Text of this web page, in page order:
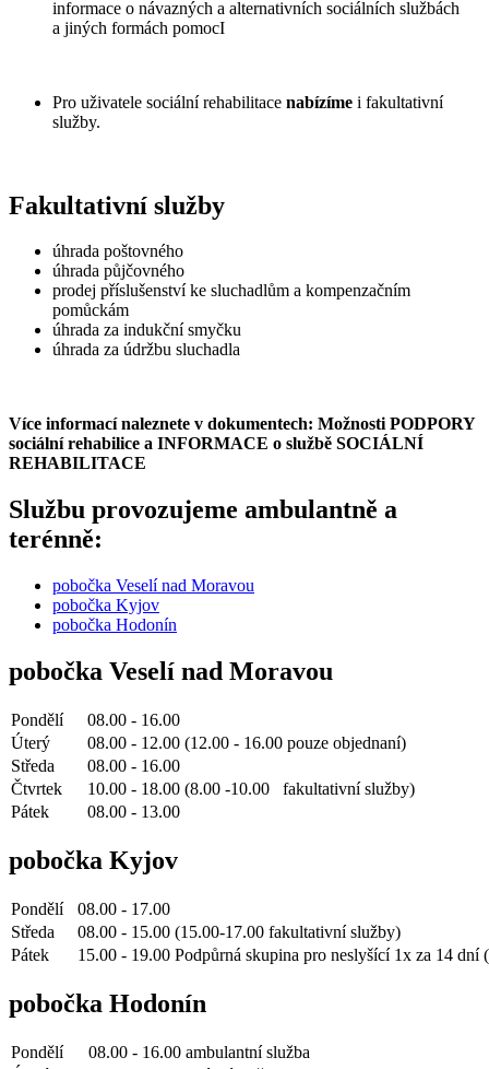
informace o návazných a alternativních sociálních službách
a jiných formách pomocI
Pro uživatele sociální rehabilitace nabízíme i fakultativní
služby.
Fakultativní služby
úhrada poštovného
úhrada půjčovného
prodej příslušenství ke sluchadlům a kompenzačním
pomůckám
úhrada za indukční smyčku
úhrada za údržbu sluchadla
Více informací naleznete v dokumentech: Možnosti PODPORY
sociální rehabilice a INFORMACE o službě SOCIÁLNÍ
REHABILITACE
Službu provozujeme ambulantně a
terénně:
pobočka Veselí nad Moravou
pobočka Kyjov
pobočka Hodonín
pobočka Veselí nad Moravou
Pondělí
08.00 - 16.00
Úterý
08.00 - 12.00 (12.00 - 16.00 pouze objednaní)
Středa
08.00 - 16.00
Čtvrtek
10.00 - 18.00 (8.00 -10.00 fakultativní služby)
Pátek
08.00 - 13.00
pobočka Kyjov
Pondělí
08.00 - 17.00
Středa
08.00 - 15.00 (15.00-17.00 fakultativní služby)
Pátek
15.00 - 19.00 Podpůrná skupina pro neslyšící 1x za 14 dní
pobočka Hodonín
Pondělí
08.00 - 16.00 ambulantní služba